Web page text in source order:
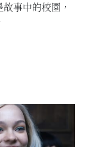
事中的校園，